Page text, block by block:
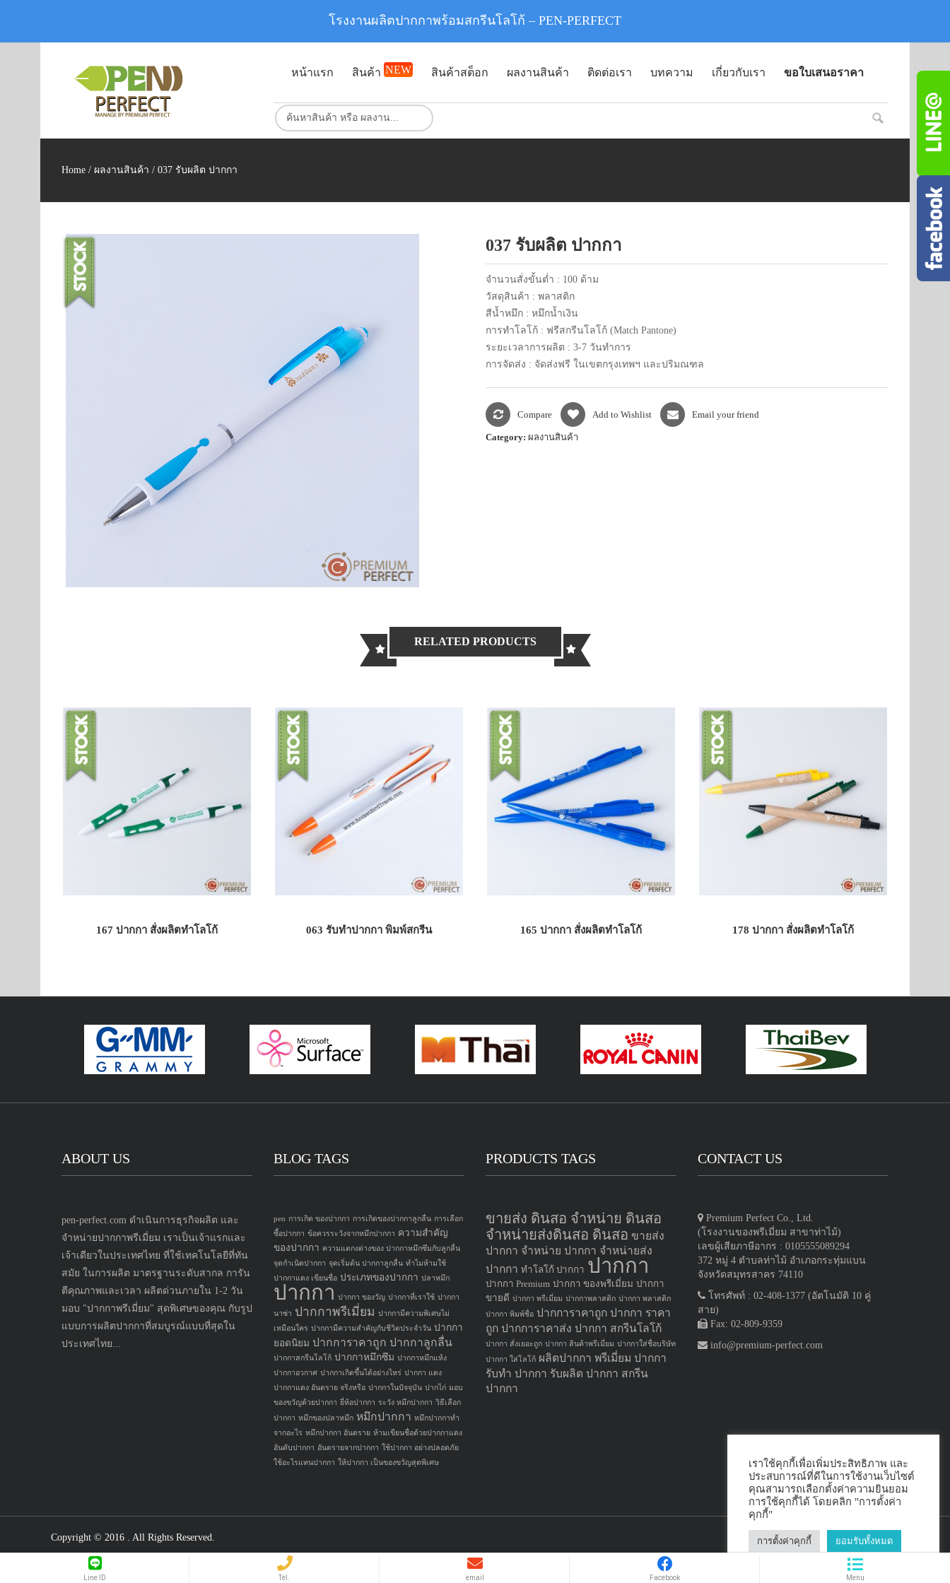
หน้าแรก สินค้า NEW สินค้าสต็อก ผลงานสินค้า ติดต่อเรา บทความ เกี่ยวกับเรา ขอใบเสนอราคา
Home / ผลงานสินค้า / 037 รับผลิต ปากกา
037 รับผลิต ปากกา
จำนวนสั่งขั้นต่ำ : 100 ด้าม
วัสดุสินค้า : พลาสติก
สีน้ำหมึก : หมึกน้ำเงิน
การทำโลโก้ : ฟรีสกรีนโลโก้ (Match Pantone)
ระยะเวลาการผลิต : 3-7 วันทำการ
การจัดส่ง : จัดส่งฟรี ในเขตกรุงเทพฯ และปริมณฑล
Compare Add to Wishlist Email your friend
Category: ผลงานสินค้า
RELATED PRODUCTS
167 ปากกา สั่งผลิตทำโลโก้ 063 รับทำปากกา พิมพ์สกรีน 165 ปากกา สั่งผลิตทำโลโก้ 178 ปากกา สั่งผลิตทำโลโก้
ABOUT US
pen-perfect.com ดำเนินการธุรกิจผลิต และ
จำหน่ายปากกาพรีเมี่ยม เราเป็นเจ้าแรกและ
เจ้าเดียวในประเทศไทย ที่ใช้เทคโนโลยีที่ทัน
สมัย ในการผลิต มาตรฐานระดับสากล การัน
ตีคุณภาพและเวลา ผลิตด่วนภายใน 1-2 วัน
มอบ "ปากกาพรีเมี่ยม" สุดพิเศษของคุณ กับรูป
แบบการผลิตปากกาที่สมบูรณ์แบบที่สุดใน
ประเทศไทย...
BLOG TAGS
pen การเกิด ของปากกา การเกิดของปากกาลูกลื่น การเลือก
ซื้อปากกา ข้อควรระวังจากหมึกปากกา ความสำคัญ
ของปากกา ความแตกงต่างของ ปากกาหมึกซึมกับลูกลื่น
จุดกำเนิดปากกา จุดเริ่มต้น ปากกาลูกลื่น ทำไมห้ามใช้
ปากกาแดง เขียนชื่อ ประเภทของปากกา ปลาหมึก
ปากกา ปากกา ของวัญ ปากกาที่เราใช้ ปากกา
นาซ่า ปากกาพรีเมี่ยม ปากกามีความพิเศษไม่
เหมือนใคร ปากกามีความสำคัญกับชีวิตประจำวัน ปากกา
ยอดนิยม ปากการาคาถูก ปากกาลูกลื่น
ปากกาสกรีนโลโก้ ปากกาหมึกซึม ปากกาหมึกแห้ง
ปากกาอวกาศ ปากกาเกิดขึ้นได้อย่างไหร่ ปากกา แดง
ปากกาแดง อันตราย จริงหรือ ปากกาในปัจจุบัน ปากไก่ มอบ
ของขวัญด้วยปากกา ยี่ห้อปากกา ระวัง หมึกปากกา วิธีเลือก
ปากกา หมึกของปลาหมึก หมึกปากกา หมึกปากกาทำ
จากอะไร หมึกปากกา อันตราย ห้ามเขียนชื่อด้วยปากกาแดง
อันดับปากกา อันตรายจากปากกา ใช้ปากกา อย่างปลอดภัย
ใช้อะไรแทนปากกา ให้ปากกา เป็นของขวัญสุดพิเศษ
PRODUCTS TAGS
ขายส่ง ดินสอ จำหน่าย ดินสอ
จำหน่ายส่งดินสอ ดินสอ ขายส่ง
ปากกา จำหน่าย ปากกา จำหน่ายส่ง
ปากกา ทำโลโก้ ปากกา ปากกา
ปากกา Premium ปากกา ของพรีเมี่ยม ปากกา
ขายดี ปากกา พรีเมี่ยม ปากกาพลาสติก ปากกา พลาสติก
ปากกา พิมพ์ชื่อ ปากการาคาถูก ปากกา ราคา
ถูก ปากการาคาส่ง ปากกา สกรีนโลโก้
ปากกา สั่งเยอะถูก ปากกา สินค้าพรีเมี่ยม ปากกาใส่ชื่อบริษัท
ปากกา ใส่โลโก้ ผลิตปากกา พรีเมี่ยม ปากกา
รับทำ ปากกา รับผลิต ปากกา สกรีน
ปากกา
CONTACT US
Premium Perfect Co., Ltd.
(โรงงานของพรีเมี่ยม สาขาท่าไม้)
เลขผู้เสียภาษีอากร : 0105555089294
372 หมู่ 4 ตำบลท่าไม้ อำเภอกระทุ่มแบน
จังหวัดสมุทรสาคร 74110
โทรศัพท์ : 02-408-1377 (อัตโนมัติ 10 คู่
สาย)
Fax: 02-809-9359
info@premium-perfect.com
Copyright © 2016 . All Rights Reserved.
เราใช้คุกกี้เพื่อเพิ่มประสิทธิภาพ และ
ประสบการณ์ที่ดีในการใช้งานเว็บไซต์
คุณสามารถเลือกตั้งค่าความยินยอม
การใช้คุกกี้ได้ โดยคลิก "การตั้งค่า
คุกกี้"
การตั้งค่าคุกกี้ ยอมรับทั้งหมด
โรงงานผลิตปากกาพร้อมสกรีนโลโก้ – PEN-PERFECT